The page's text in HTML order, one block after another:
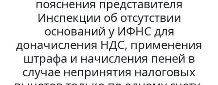
пояснения представителя
Инспекции об отсутствии
оснований у ИФНС для
доначисления НДС, применения
штрафа и начисления пеней в
случае непринятия налоговых